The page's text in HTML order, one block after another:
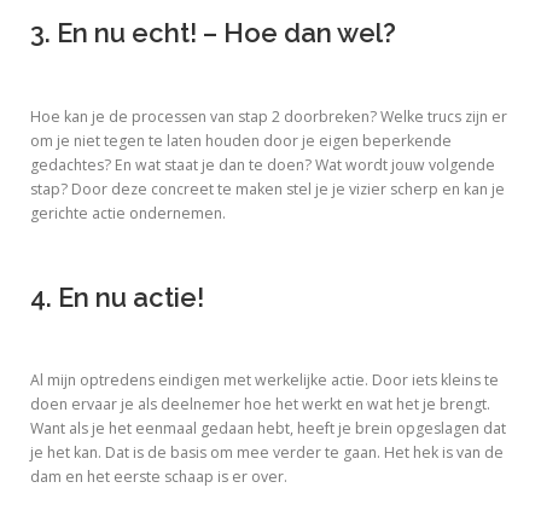
3. En nu echt! – Hoe dan wel?
Hoe kan je de processen van stap 2 doorbreken? Welke trucs zijn er
om je niet tegen te laten houden door je eigen beperkende
gedachtes? En wat staat je dan te doen? Wat wordt jouw volgende
stap? Door deze concreet te maken stel je je vizier scherp en kan je
gerichte actie ondernemen.
4. En nu actie!
Al mijn optredens eindigen met werkelijke actie. Door iets kleins te
doen ervaar je als deelnemer hoe het werkt en wat het je brengt.
Want als je het eenmaal gedaan hebt, heeft je brein opgeslagen dat
je het kan. Dat is de basis om mee verder te gaan. Het hek is van de
dam en het eerste schaap is er over.